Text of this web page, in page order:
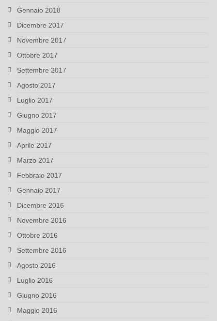
Gennaio 2018
Dicembre 2017
Novembre 2017
Ottobre 2017
Settembre 2017
Agosto 2017
Luglio 2017
Giugno 2017
Maggio 2017
Aprile 2017
Marzo 2017
Febbraio 2017
Gennaio 2017
Dicembre 2016
Novembre 2016
Ottobre 2016
Settembre 2016
Agosto 2016
Luglio 2016
Giugno 2016
Maggio 2016